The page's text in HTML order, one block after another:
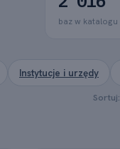
baz w katalogu
Instytucje i urzędy
Sortuj: